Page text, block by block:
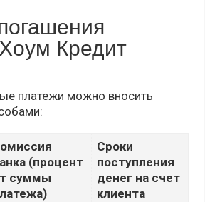
Кредит
платежи можно вносить
(процент
суммы
Сроки
поступления
денег на счет
клиента